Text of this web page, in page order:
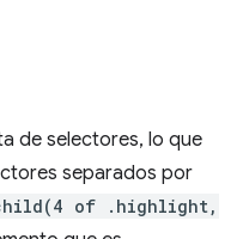
de selectores, lo que
separados por
of .highlight,